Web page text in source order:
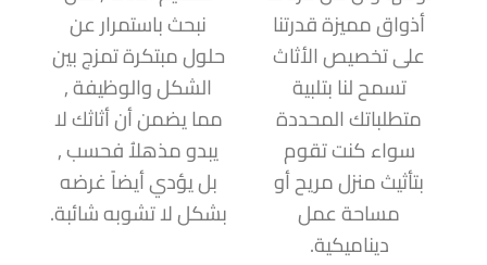
أذواق مميزة قدرتنا
على تخصيص الأثاث
تسمح لنا بتلبية
متطلباتك المحددة
سواء كنت تقوم
بتأثيث منزل مريح أو
مساحة عمل
ديناميكية.
نبحث باستمرار عن
حلول مبتكرة تمزج بين
الشكل والوظيفة ,
مما يضمن أن أثاثك لا
يبدو مذهلاُ فحسب ,
بل يؤدي أيضاً غرضه
بشكل لا تشوبه شائبة.